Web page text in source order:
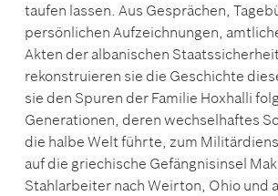
taufen lassen. Aus Gesprächen,
persönlichen Aufzeichnungen,
Akten der albanischen
rekonstruieren sie die Geschichte
sie den Spuren der Familie Hoxhalli
Generationen, deren wechselhaftes
die halbe Welt führte, zum
auf die griechische Gefängnisinsel
Stahlarbeiter nach Weirton, Ohio und